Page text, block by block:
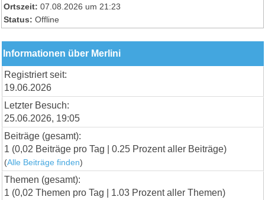
Ortszeit: 07.08.2026 um 21:23
Status: Offline
Informationen über Merlini
Registriert seit:
19.06.2026
Letzter Besuch:
25.06.2026, 19:05
Beiträge (gesamt):
1 (0,02 Beiträge pro Tag | 0.25 Prozent aller Beiträge)
(Alle Beiträge finden)
Themen (gesamt):
1 (0,02 Themen pro Tag | 1.03 Prozent aller Themen)